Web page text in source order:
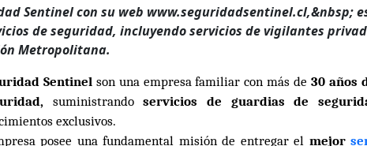
Sentinel con su web www.seguridadsentinel.cl,&nbsp;
de seguridad, incluyendo servicios de vigilantes
Metropolitana.
Sentinel son una empresa familiar con más de 30 años
suministrandoservicios de guardias de
exclusivos.
posee una fundamental misión de entregar el mejor